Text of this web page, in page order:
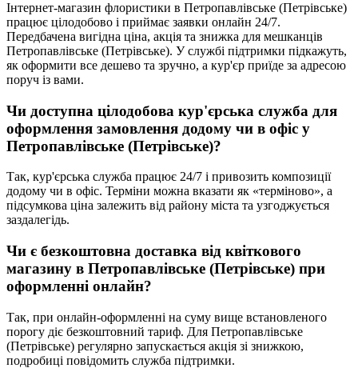
Інтернет-магазин флористики в Петропавлівське (Петрівське)
працює цілодобово і приймає заявки онлайн 24/7.
Передбачена вигідна ціна, акція та знижка для мешканців
Петропавлівське (Петрівське). У службі підтримки підкажуть,
як оформити все дешево та зручно, а кур'єр приїде за адресою
поруч із вами.
Чи доступна цілодобова кур'єрська служба для
оформлення замовлення додому чи в офіс у
Петропавлівське (Петрівське)?
Так, кур'єрська служба працює 24/7 і привозить композиції
додому чи в офіс. Терміни можна вказати як «терміново», а
підсумкова ціна залежить від району міста та узгоджується
заздалегідь.
Чи є безкоштовна доставка від квіткового
магазину в Петропавлівське (Петрівське) при
оформленні онлайн?
Так, при онлайн-оформленні на суму вище встановленого
порогу діє безкоштовний тариф. Для Петропавлівське
(Петрівське) регулярно запускається акція зі знижкою,
подробиці повідомить служба підтримки.